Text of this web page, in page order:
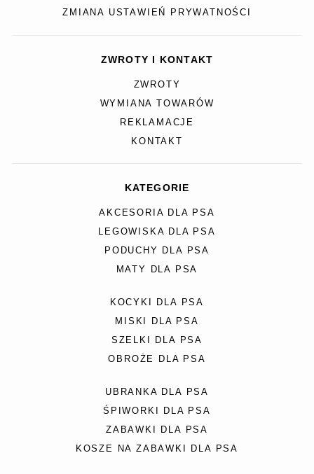
ZMIANA USTAWIEŃ PRYWATNOŚCI
ZWROTY I KONTAKT
ZWROTY
WYMIANA TOWARÓW
REKLAMACJE
KONTAKT
KATEGORIE
AKCESORIA DLA PSA
LEGOWISKA DLA PSA
PODUCHY DLA PSA
MATY DLA PSA
KOCYKI DLA PSA
MISKI DLA PSA
SZELKI DLA PSA
OBROŻE DLA PSA
UBRANKA DLA PSA
ŚPIWORKI DLA PSA
ZABAWKI DLA PSA
KOSZE NA ZABAWKI DLA PSA